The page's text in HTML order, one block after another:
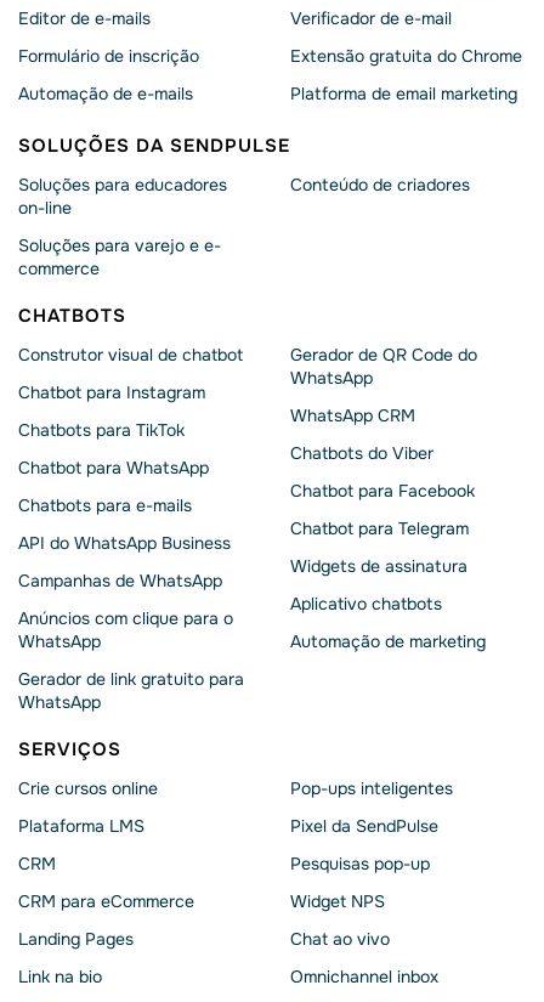
Editor de e-mails
Formulário de inscrição
Automação de e-mails
Verificador de e-mail
Extensão gratuita do Chrome
Platforma de email marketing
SOLUÇÕES DA SENDPULSE
Soluções para educadores
on-line
Soluções para varejo e e-
commerce
Conteúdo de criadores
CHATBOTS
Construtor visual de chatbot
Chatbot para Instagram
Chatbots para TikTok
Chatbot para WhatsApp
Chatbots para e-mails
API do WhatsApp Business
Campanhas de WhatsApp
Anúncios com clique para o
WhatsApp
Gerador de link gratuito para
WhatsApp
Gerador de QR Code do
WhatsApp
WhatsApp CRM
Chatbots do Viber
Chatbot para Facebook
Chatbot para Telegram
Widgets de assinatura
Aplicativo chatbots
Automação de marketing
SERVIÇOS
Crie cursos online
Plataforma LMS
CRM
CRM para eCommerce
Landing Pages
Link na bio
Pop-ups inteligentes
Pixel da SendPulse
Pesquisas pop-up
Widget NPS
Chat ao vivo
Omnichannel inbox